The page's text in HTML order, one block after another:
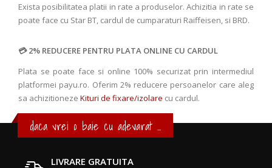
Exista posibilitatea platii in rate a produselor. Achizitia in rate se
poate face cu Star BT, cardul de cumparaturi Raiffeisen, si BRD.
2% REDUCERE PENTRU PLATA ONLINE CU CARDUL
Plata se poate face si online 100% securizat prin intermediul
platformei payu.ro. Oferim 2% reducere persoanelor care aleg
sa achizitioneze Kituri de fixare/izolare cu cardul.
daca vrei o baie cu adevarat ...
LIVRARE GRATUITA